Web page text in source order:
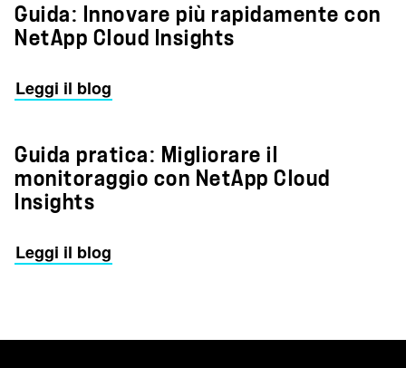
Guida: Innovare più rapidamente con
NetApp Cloud Insights
Leggi il blog
Guida pratica: Migliorare il
monitoraggio con NetApp Cloud
Insights
Leggi il blog